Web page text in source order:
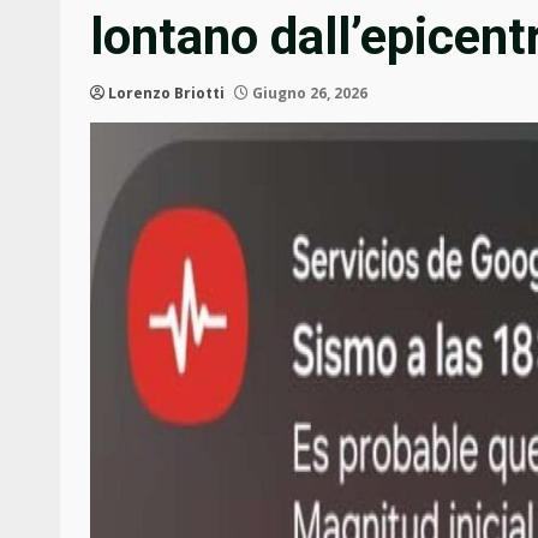
lontano
Lorenzo Briotti Giugno 26, 2026